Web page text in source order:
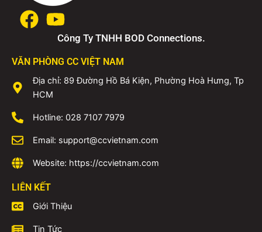
Công Ty TNHH BOD Connections.
VĂN PHÒNG CC VIỆT NAM
Địa chỉ: 89 Đường Hồ Bá Kiện, Phường Hoà Hưng, Tp
HCM
Hotline: 028 7107 7979
Email: support@ccvietnam.com
Website: https://ccvietnam.com
LIÊN KẾT
Giới Thiệu
Tin Tức